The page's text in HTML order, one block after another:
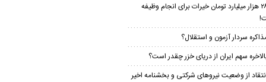
۲۸ هزار میلیارد تومان خیرات برای انجام وظیفه
سردار آزمون و استقلال؟
سهم ایران از دریای خزر چقدر است؟
از وضعیت نیروهای شرکتی و بخشنامه اخیر